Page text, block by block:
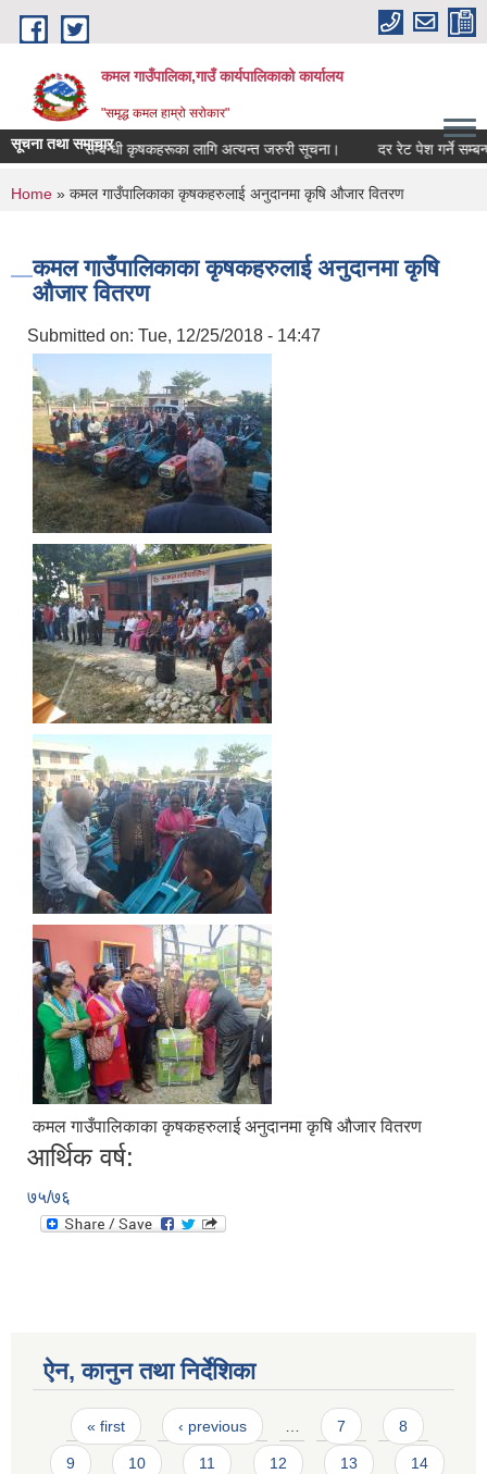
Skip to main content
कमल गाउँपालिका,गाउँ कार्यपालिकाको कार्यालय
"समृद्ध कमल हाम्रो सरोकार"
सूचना तथा समाचार
बीमा गर्ने सम्बन्धी कृषकहरूका लागि अत्यन्त जरुरी सूचना। दर रेट पेश गर्ने
You are here
Home » कमल गाउँपालिकाका कृषकहरुलाई अनुदानमा कृषि औजार वितरण
कमल गाउँपालिकाका कृषकहरुलाई अनुदानमा कृषि
औजार वितरण
Submitted on: Tue, 12/25/2018 - 14:47
कमल गाउँपालिकाका कृषकहरुलाई अनुदानमा कृषि औजार वितरण
आर्थिक वर्ष:
७५/७६
ऐन, कानुन तथा निर्देशिका
Pages
« first ‹ previous … 7 8
9 10 11 12 13
14